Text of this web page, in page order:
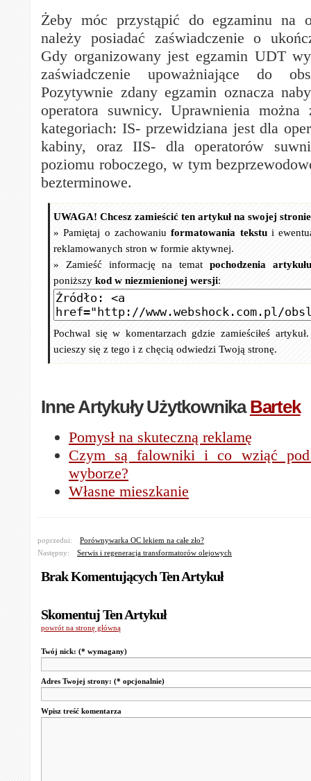
Żeby móc przystąpić do egzaminu na
należy posiadać zaświadczenie o
Gdy organizowany jest egzamin UDT
zaświadczenie upoważniające do
Pozytywnie zdany egzamin oznacza
operatora suwnicy. Uprawnienia
kategoriach: IS- przewidziana jest dla
kabiny, oraz IIS- dla operatorów
poziomu roboczego, w tym
bezterminowe.
UWAGA! Chcesz zamieścić ten artykuł na swojej
» Pamiętaj o zachowaniuformatowania tekstui
reklamowanych stron w formie aktywnej.
» Zamieść informację na temat pochodzenia artykułu
poniższy kod w niezmienionej wersji:
Pochwal się w komentarzach gdzie zamieściłeś
ucieszy się z tego i z chęcią odwiedzi Twoją stronę.
Inne Artykuły UżytkownikaBartek
Pomysł na skuteczną reklamę
Czym są falowniki i co wziąć
wyborze?
Własne mieszkanie
poprzedni:
Porównywarka OC lekiem na całe zło?
Następny:
Serwis i regeneracja transformatorów olejowych
Brak Komentujących Ten Artykuł
Skomentuj Ten Artykuł
powrót na stronę główną
Twój nick: (* wymagany)
Adres Twojej strony: (* opcjonalnie)
Wpisz treść komentarza